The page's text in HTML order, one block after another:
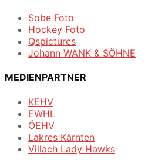
Sobe Foto
Hockey Foto
Qspictures
Johann WANK & SÖHNE
MEDIENPARTNER
KEHV
EWHL
ÖEHV
Lakres Kärnten
Villach Lady Hawks